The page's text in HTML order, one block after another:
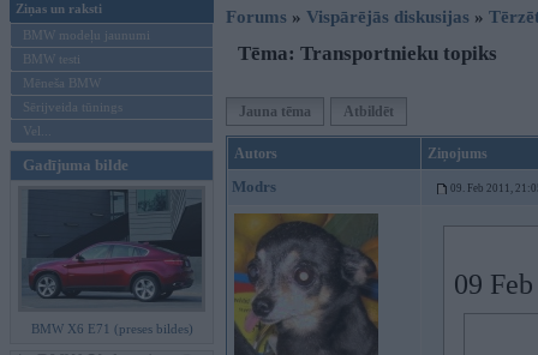
Ziņas un raksti
BMW modeļu jaunumi
BMW testi
Mēneša BMW
Sērijveida tūnings
Vel...
Gadījuma bilde
BMW X6 E71 (preses bildes)
Forums » Vispārējās diskusijas »
Tēma: Transportnieku topiks
Jauna tēma Atbildēt
Autors Ziņojums
Modrs 09. Feb 2011,
09